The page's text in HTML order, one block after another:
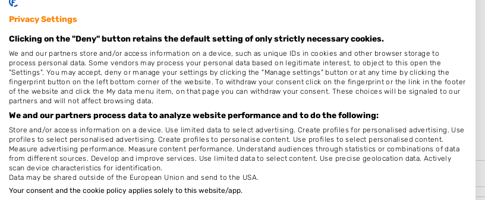
Deze openingstijden zijn indicatief en kunnen,
bijvoorbeeld wegens omstandigheden, afwijken. Neem
voor de zekerheid contact op met het bedrijf of kijk op
de website.
Beoordeel Joucke's Barbershop
Uw beoordeling:
Privacy Settings
Clicking on the "Deny" button retains the default setting of only strictly necessary cookies.
We and our partners store and/or access information on a device, such as unique IDs in cookies and other browser storage to
process personal data. Some vendors may process your personal data based on legitimate interest, to object to this open the
"Settings". You may accept, deny or manage your settings by clicking the "Manage settings" button or at any time by clicking the
fingerprint button on the left bottom corner of the website. To withdraw your consent click on the fingerprint or the link in the footer
of the website and click the My data menu item, on that page you can withdraw your consent. These choices will be signaled to our
partners and will not affect browsing data.
We and our partners process data to analyze website performance and to do the following:
Store and/or access information on a device. Use limited data to select advertising. Create profiles for personalised advertising. Use
profiles to select personalised advertising. Create profiles to personalise content. Use profiles to select personalised content.
Measure advertising performance. Measure content performance. Understand audiences through statistics or combinations of data
from different sources. Develop and improve services. Use limited data to select content. Use precise geolocation data. Actively
scan device characteristics for identification.
Data may be shared outside of the European Union and send to the USA.
Your consent and the cookie policy applies solely to this website/app.